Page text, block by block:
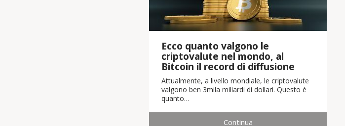
Ecco quanto valgono le
criptovalute nel mondo, al
Bitcoin il record di diffusione
Attualmente, a livello mondiale, le criptovalute
valgono ben 3mila miliardi di dollari. Questo è
quanto…
Continua